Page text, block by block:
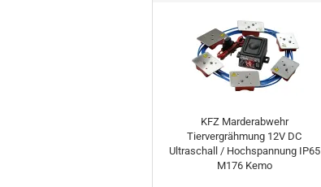
KFZ Marderabwehr
Tiervergrähmung 12V DC
Ultraschall / Hochspannung IP65
M176 Kemo